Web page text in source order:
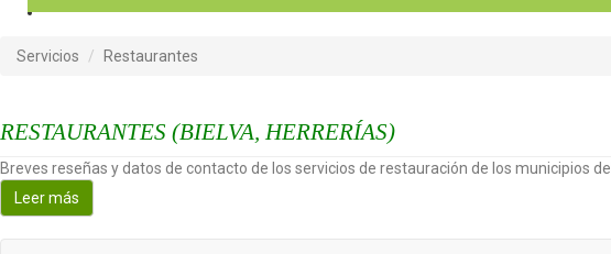
Servicios Restaurantes
RESTAURANTES (BIELVA, HERRERÍAS)
Breves reseñas y datos de contacto de los servicios de restauración de los municipios
Leer más